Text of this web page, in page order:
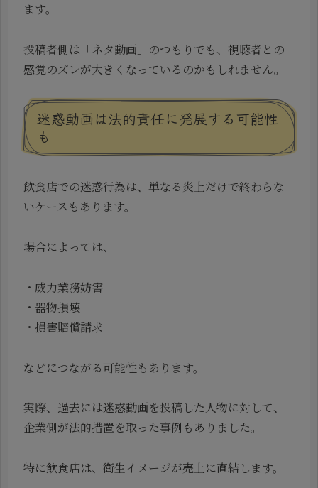
ます。
投稿者側は「ネタ動画」のつもりでも、視聴者との
感覚のズレが大きくなっているのかもしれません。
迷惑動画は法的責任に発展する可能性
も
飲食店での迷惑行為は、単なる炎上だけで終わらな
いケースもあります。
場合によっては、
・威力業務妨害
・器物損壊
・損害賠償請求
などにつながる可能性もあります。
実際、過去には迷惑動画を投稿した人物に対して、
企業側が法的措置を取った事例もありました。
特に飲食店は、衛生イメージが売上に直結します。